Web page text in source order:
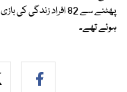
ہوئے تھے۔